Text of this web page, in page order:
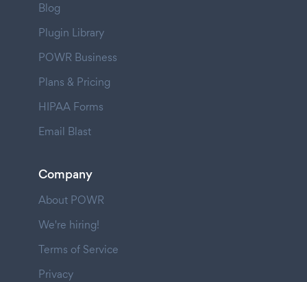
Blog
Plugin Library
POWR Business
Plans & Pricing
HIPAA Forms
Email Blast
Company
About POWR
We're hiring!
Terms of Service
Privacy